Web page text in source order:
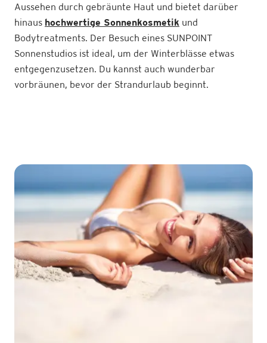
Aussehen durch gebräunte Haut und bietet darüber
hinaus hochwertige Sonnenkosmetik und
Bodytreatments. Der Besuch eines SUNPOINT
Sonnenstudios ist ideal, um der Winterblässe etwas
entgegenzusetzen. Du kannst auch wunderbar
vorbräunen, bevor der Strandurlaub beginnt.